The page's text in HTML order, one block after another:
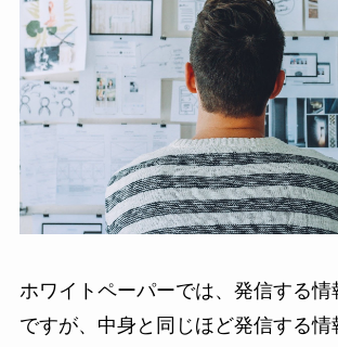
ホワイトペーパーでは、発信する情
ですが、中身と同じほど発信する情